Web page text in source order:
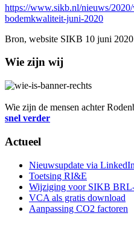
https://www.sikb.nl/nieuws/
bodemkwaliteit-juni-2020
Bron, website SIKB 10 juni 2020
Wie zijn wij
Wie zijn de mensen achter
snel verder
Actueel
Nieuwsupdate via LinkedIn
Toetsing RI&E
Wijziging voor SIKB
VCA als gratis download
Aanpassing CO2 factoren